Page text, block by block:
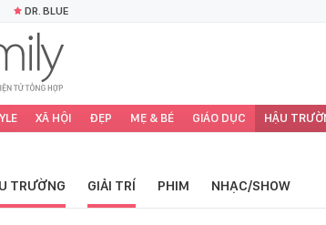
DR. BLUE
XÃ HỘI ĐẸP MẸ & BÉ GIÁO DỤC HẬU
TRƯỜNG GIẢI TRÍ PHIM NHẠC/SHOW